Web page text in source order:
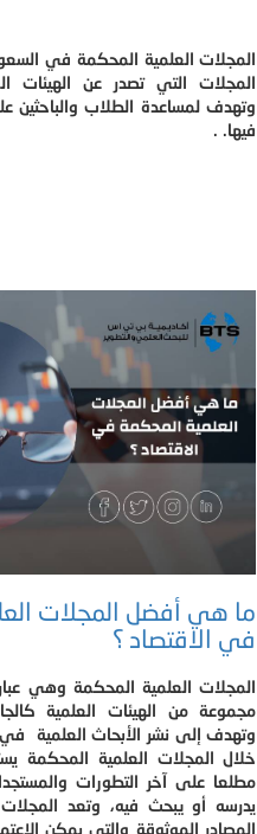
المجلات العلمية المحكمة في
المجلات التي تصدر عن الهيئات
وتهدف لمساعدة الطلاب والباحثين
فيها. .
ما هي أفضل المجلات
في الاقتصاد ؟
المجلات العلمية المحكمة وهي
مجموعة من الهيئات العلمية
وتهدف إلى نشر الأبحاث العلمية
خلال المجلات العلمية المحكمة
مطلعا على آخر التطورات
يدرسه أو يبحث فيه، وتعد
المصادر الموثوقة والتي يمكن